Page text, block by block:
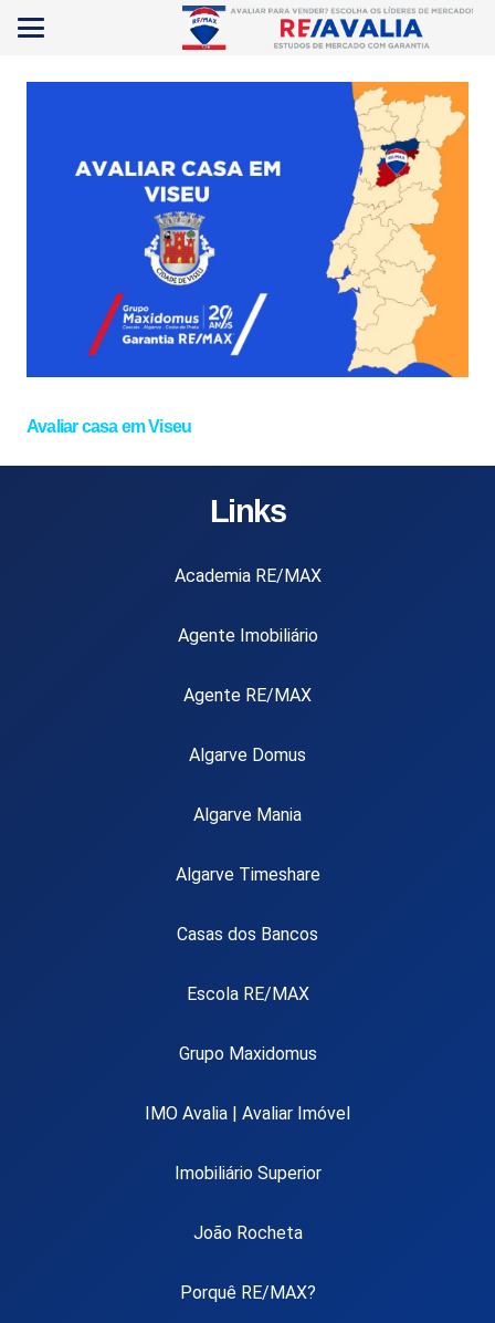
Avaliar casa em Viseu
Links
Academia RE/MAX
Agente Imobiliário
Agente RE/MAX
Algarve Domus
Algarve Mania
Algarve Timeshare
Casas dos Bancos
Escola RE/MAX
Grupo Maxidomus
IMO Avalia | Avaliar Imóvel
Imobiliário Superior
João Rocheta
Porquê RE/MAX?